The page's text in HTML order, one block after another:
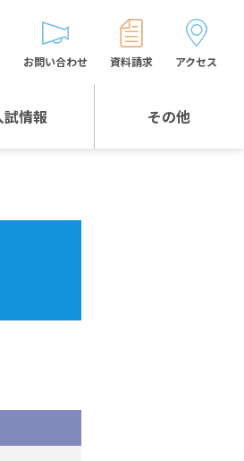
試情報 その他
お問い合わせ 資料請求 アクセス